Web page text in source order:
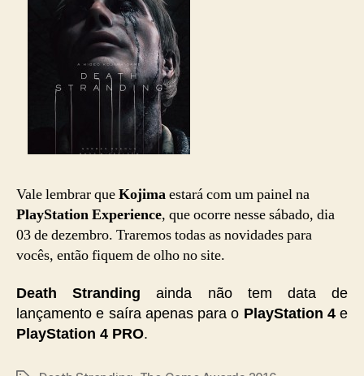
Vale lembrar queKojimaestará com um painel na
PlayStation Experience, que ocorre nesse sábado, dia
03 de dezembro. Traremos todas as novidades para
vocês, então fiquem de olho no site.
Death Stranding ainda não tem data de
lançamento e saíra apenas para o PlayStation 4e
PlayStation 4 PRO.